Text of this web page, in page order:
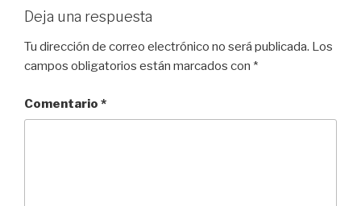
Deja una respuesta
Tu dirección de correo electrónico no será publicada. Los
campos obligatorios están marcados con *
Comentario *